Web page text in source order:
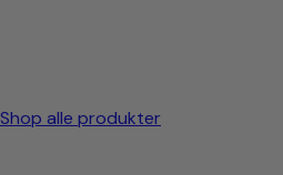
Shop alle produkter